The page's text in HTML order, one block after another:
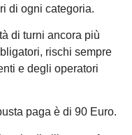
di ogni categoria.
di turni ancora più
rischi sempre
e degli operatori
paga è di 90 Euro.